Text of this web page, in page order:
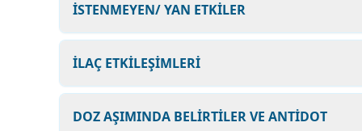
İSTENMEYEN/ YAN ETKİLER
İLAÇ ETKİLEŞİMLERİ
DOZ AŞIMINDA BELİRTİLER VE ANTİDOT